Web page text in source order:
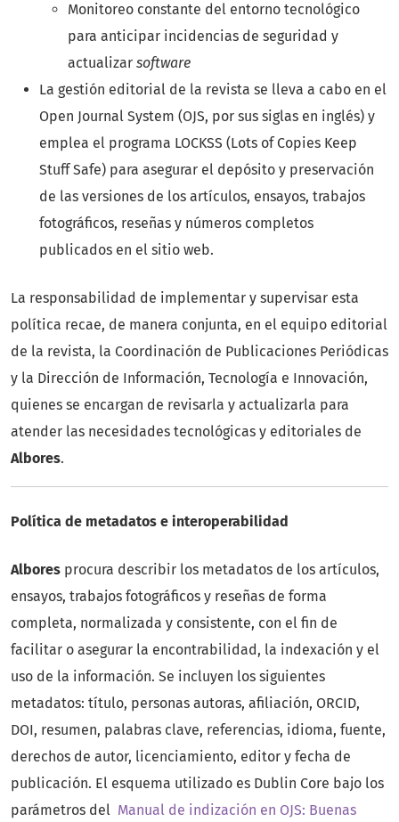
Monitoreo constante del entorno tecnológico
para anticipar incidencias de seguridad y
actualizar software
La gestión editorial de la revista se lleva a cabo en el
Open Journal System (OJS, por sus siglas en inglés) y
emplea el programa LOCKSS (Lots of Copies Keep
Stuff Safe) para asegurar el depósito y preservación
de las versiones de los artículos, ensayos, trabajos
fotográficos, reseñas y números completos
publicados en el sitio web.
La responsabilidad de implementar y supervisar esta
política recae, de manera conjunta, en el equipo editorial
de la revista, la Coordinación de Publicaciones Periódicas
y la Dirección de Información, Tecnología e Innovación,
quienes se encargan de revisarla y actualizarla para
atender las necesidades tecnológicas y editoriales de
Albores.
Política de metadatos e interoperabilidad
Albores procura describir los metadatos de los artículos,
ensayos, trabajos fotográficos y reseñas de forma
completa, normalizada y consistente, con el fin de
facilitar o asegurar la encontrabilidad, la indexación y el
uso de la información. Se incluyen los siguientes
metadatos: título, personas autoras, afiliación, ORCID,
DOI, resumen, palabras clave, referencias, idioma, fuente,
derechos de autor, licenciamiento, editor y fecha de
publicación. El esquema utilizado es Dublin Core bajo los
parámetros del Manual de indización en OJS: Buenas